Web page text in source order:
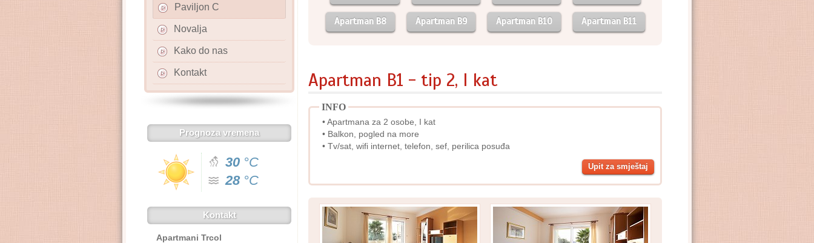
Paviljon C
Novalja
Kako do nas
Kontakt
Prognoza vremena
30 °C
28°C
Kontakt
Apartmani Trcol
Apartman B8 Apartman B9 Apartman B10 Apartman B11
Apartman B1 - tip 2, I kat
INFO
• Apartmana za 2 osobe, I kat
• Balkon, pogled na more
• Tv/sat, wifi internet, telefon, sef, perilica posuđa
Upit za smještaj